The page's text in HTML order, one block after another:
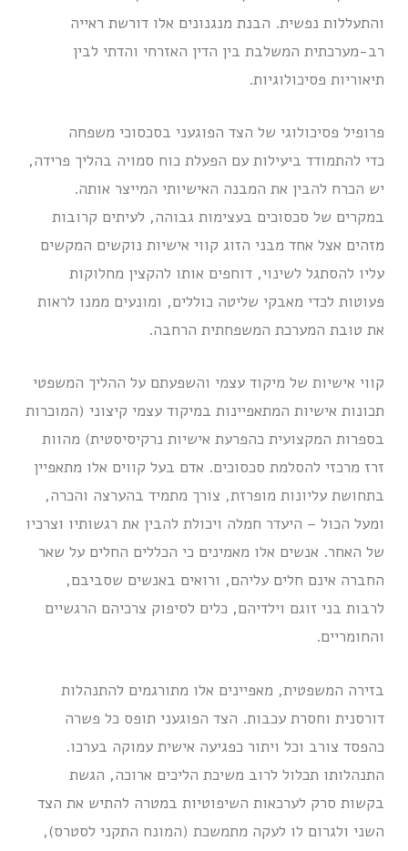
והתעללות נפשית. הבנת מנגנונים אלו דורשת ראייה
רב-מערכתית המשלבת בין הדין האזרחי והדתי לבין
תיאוריות פסיכולוגיות.
פרופיל פסיכולוגי של הצד הפוגעני בסכסוכי משפחה
כדי להתמודד ביעילות עם הפעלת כוח סמויה בהליך פרידה,
יש הכרח להבין את המבנה האישיותי המייצר אותה.
במקרים של סכסוכים בעצימות גבוהה, לעיתים קרובות
מזהים אצל אחד מבני הזוג קווי אישיות נוקשים המקשים
עליו להסתגל לשינוי, דוחפים אותו להקצין מחלוקות
פעוטות לכדי מאבקי שליטה כוללים, ומונעים ממנו לראות
את טובת המערכת המשפחתית הרחבה.
קווי אישיות של מיקוד עצמי והשפעתם על ההליך המשפטי
תכונות אישיות המתאפיינות במיקוד עצמי קיצוני (המוכרות
בספרות המקצועית כהפרעת אישיות נרקיסיסטית) מהוות
זרז מרכזי להסלמת סכסוכים. אדם בעל קווים אלו מתאפיין
בתחושת עליונות מופרזת, צורך מתמיד בהערצה והכרה,
ומעל הכול – היעדר חמלה ויכולת להבין את רגשותיו וצרכיו
של האחר. אנשים אלו מאמינים כי הכללים החלים על שאר
החברה אינם חלים עליהם, ורואים באנשים שסביבם,
לרבות בני זוגם וילדיהם, כלים לסיפוק צרכיהם הרגשיים
והחומריים.
בזירה המשפטית, מאפיינים אלו מתורגמים להתנהלות
דורסנית וחסרת עכבות. הצד הפוגעני תופס כל פשרה
כהפסד צורב וכל ויתור כפגיעה אישית עמוקה בערכו.
התנהלותו תכלול לרוב משיכת הליכים ארוכה, הגשת
בקשות סרק לערכאות השיפוטיות במטרה להתיש את הצד
השני ולגרום לו לעקה מתמשכת (המונח התקני לסטרס),